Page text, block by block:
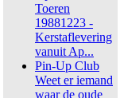
Toeren
19881223 -
Kerstaflevering
vanuit Ap...
Pin-Up Club
Weet er iemand
waar de oude